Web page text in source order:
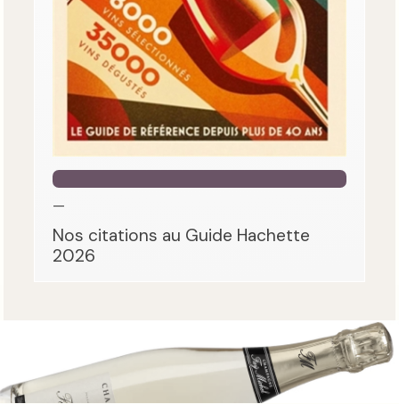
—
Nos citations au Guide Hachette
2026